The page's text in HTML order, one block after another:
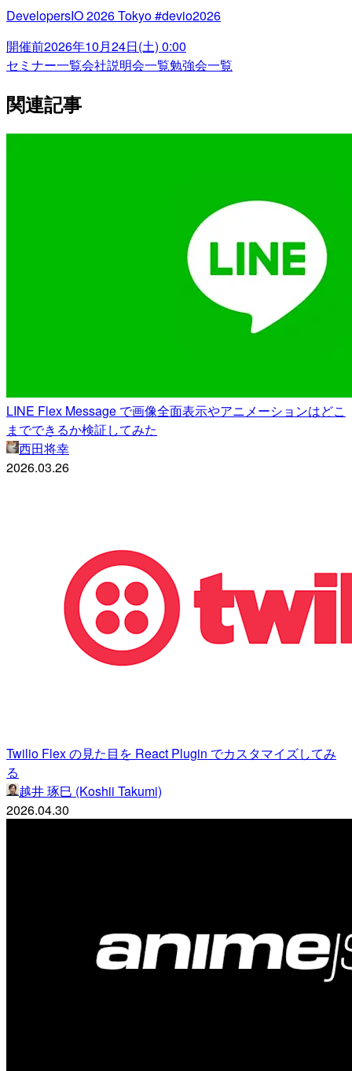
DevelopersIO 2026 Tokyo #devio2026
開催前2026年10月24日(土) 0:00
セミナー一覧会社説明会一覧勉強会一覧
関連記事
LINE Flex Message で画像全面表示やアニメーションはどこ
までできるか検証してみた
西田将幸
2026.03.26
Twilio Flex の見た目を React Plugin でカスタマイズしてみ
る
越井 琢巳 (Koshii Takumi)
2026.04.30